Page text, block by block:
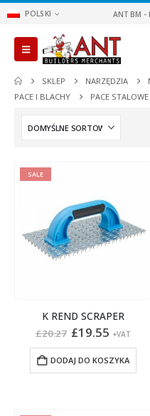
POLSKI ANT BM -
SKLEP NARZĘDZIA
PACE I BLACHY
PACE STALOWE
SALE
K REND SCRAPER
£20.27 Pierwotna
cena
wynosiła:
£20.27.
£19.55
cena
wynosi:
£19.55.
+VAT
DODAJ DO KOSZYKA